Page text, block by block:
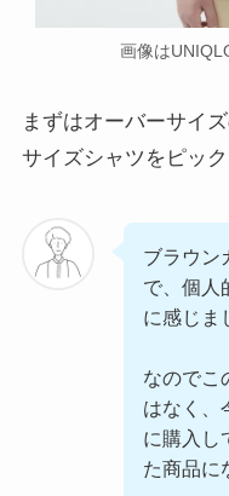
画像は
まずはオーバーサイ
サイズシャツをピック
ブラウン
で、個人
に感じま
なのでこ
はなく、
に購入し
た商品に